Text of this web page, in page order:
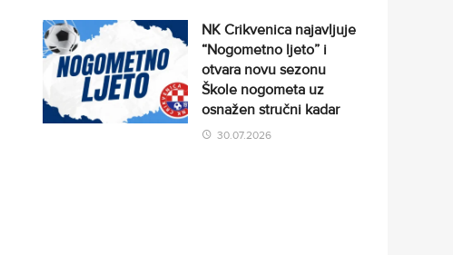
NK Crikvenica najavljuje
“Nogometno ljeto” i
otvara novu sezonu
Škole nogometa uz
osnažen stručni kadar
30.07.2026